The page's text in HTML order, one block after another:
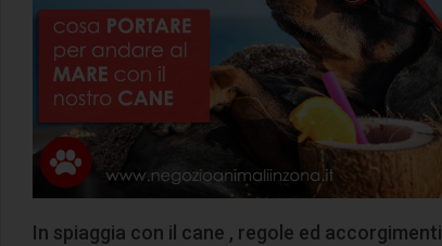
In spiaggia con il cane , regole ed accorgimenti